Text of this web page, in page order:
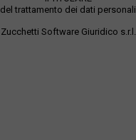
del trattamento dei dati personali
Zucchetti Software Giuridico s.r.l.